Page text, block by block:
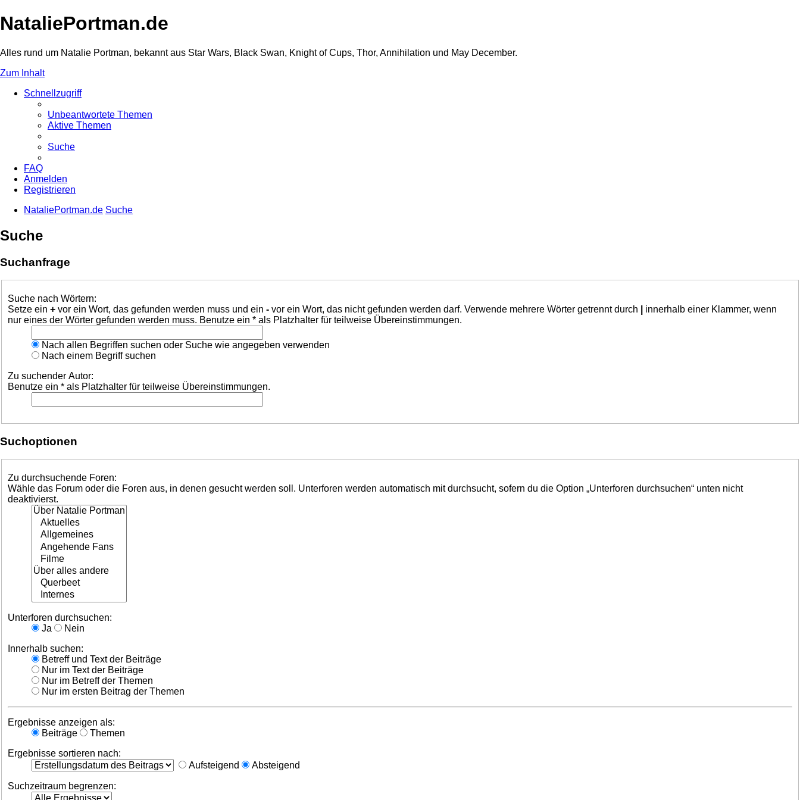
NataliePortman.de
Alles rund um Natalie Portman, bekannt aus Star Wars, Black Swan, Knight of Cups, Thor, Annihilation und May December.
Zum Inhalt
Schnellzugriff
Unbeantwortete Themen
Aktive Themen
Suche
FAQ
Anmelden
Registrieren
NataliePortman.de Suche
Suche
Suchanfrage
Suche nach Wörtern:
Setze ein + vor ein Wort, das gefunden werden muss und ein - vor ein Wort, das nicht gefunden werden darf. Verwende mehrere Wörter getrennt durch
innerhalb einer Klammer, wenn
nur eines der Wörter gefunden werden muss. Benutze ein * als Platzhalter für teilweise Übereinstimmungen.
Nach allen Begriffen suchen oder Suche wie angegeben verwenden
Nach einem Begriff suchen
Zu suchender Autor:
Benutze ein * als Platzhalter für teilweise Übereinstimmungen.
Suchoptionen
Zu durchsuchende Foren:
Wähle das Forum oder die Foren aus, in denen gesucht werden soll. Unterforen werden automatisch mit durchsucht, sofern du die Option „Unterforen durchsuchen“ unten nicht
deaktivierst.
Unterforen durchsuchen:
Ja
Nein
Innerhalb suchen:
Betreff und Text der Beiträge
Nur im Text der Beiträge
Nur im Betreff der Themen
Nur im ersten Beitrag der Themen
Ergebnisse anzeigen als:
Beiträge
Themen
Ergebnisse sortieren nach:
Aufsteigend
Absteigend
Suchzeitraum begrenzen: